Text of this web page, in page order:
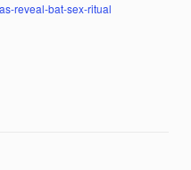
reveal-bat-sex-ritual